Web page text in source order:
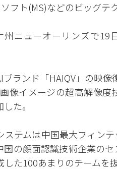
フト(MS)などのビッグテ
州ニューオーリンズで
ランド「HAIQV」の映像
像イメージの超高解像
た。
ステムは中国最大フィン
国の顔面認識技術企業の
た100あまりのチームを